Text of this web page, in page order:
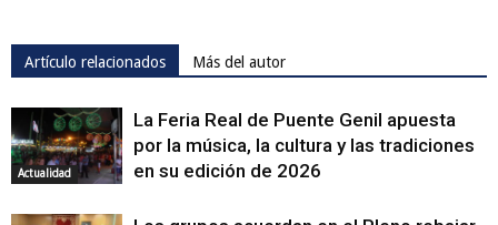
Artículo relacionados Más del autor
Actualidad
La Feria Real de Puente Genil apuesta
por la música, la cultura y las tradiciones
en su edición de 2026